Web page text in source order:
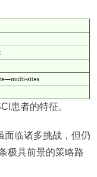
患者的特征。
面临诸多挑战，但仍
极具前景的策略路